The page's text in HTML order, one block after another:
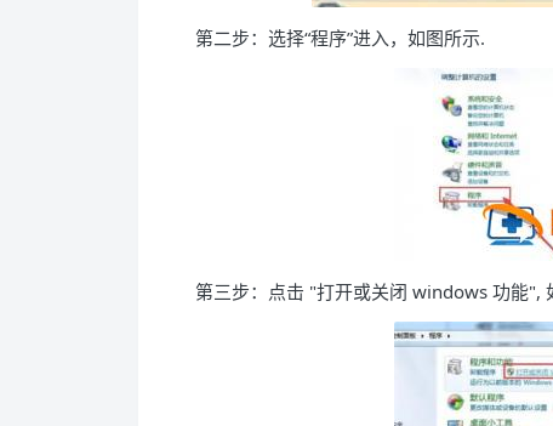
第二步：选择“程序”进入，如图所示.
第三步：点击 "打开或关闭 windows 功能",